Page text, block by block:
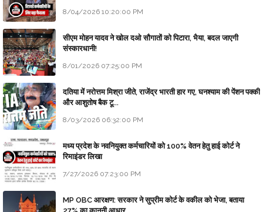
8/04/2026 10:20:00 PM
सीएम मोहन यादव ने खोल दओ सौगातों को पिटारा, भैया, बदल जाएगी
संस्कारधानी!
8/01/2026 07:25:00 PM
दतिया में नरोत्तम मिश्रा जीते, राजेंद्र भारती हार गए, घनश्याम की पेंशन पक्की
और आशुतोष बैक टू...
8/03/2026 06:32:00 PM
मध्य प्रदेश के नवनियुक्त कर्मचारियों को 100% वेतन हेतु हाई कोर्ट ने
रिमाइंडर लिखा
7/27/2026 07:23:00 PM
MP OBC आरक्षण: सरकार ने सुप्रीम कोर्ट के वकील को भेजा, बताया